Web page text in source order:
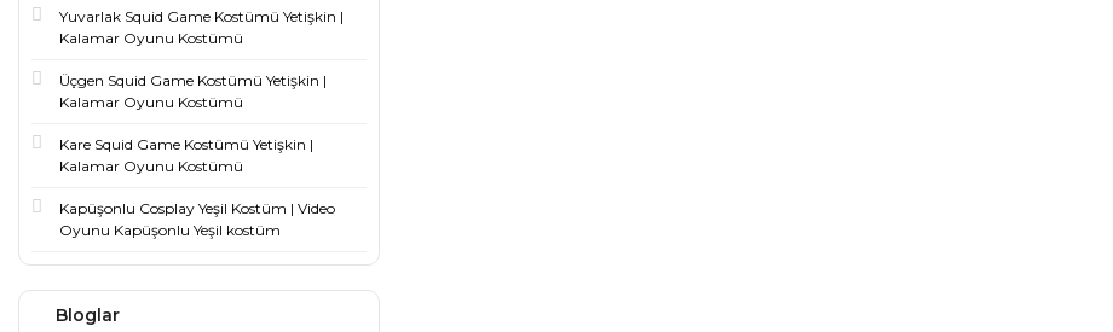
Yuvarlak Squid Game Kostümü Yetişkin |
Kalamar Oyunu Kostümü
Üçgen Squid Game Kostümü Yetişkin |
Kalamar Oyunu Kostümü
Kare Squid Game Kostümü Yetişkin |
Kalamar Oyunu Kostümü
Kapüşonlu Cosplay Yeşil Kostüm | Video
Oyunu Kapüşonlu Yeşil kostüm
Bloglar